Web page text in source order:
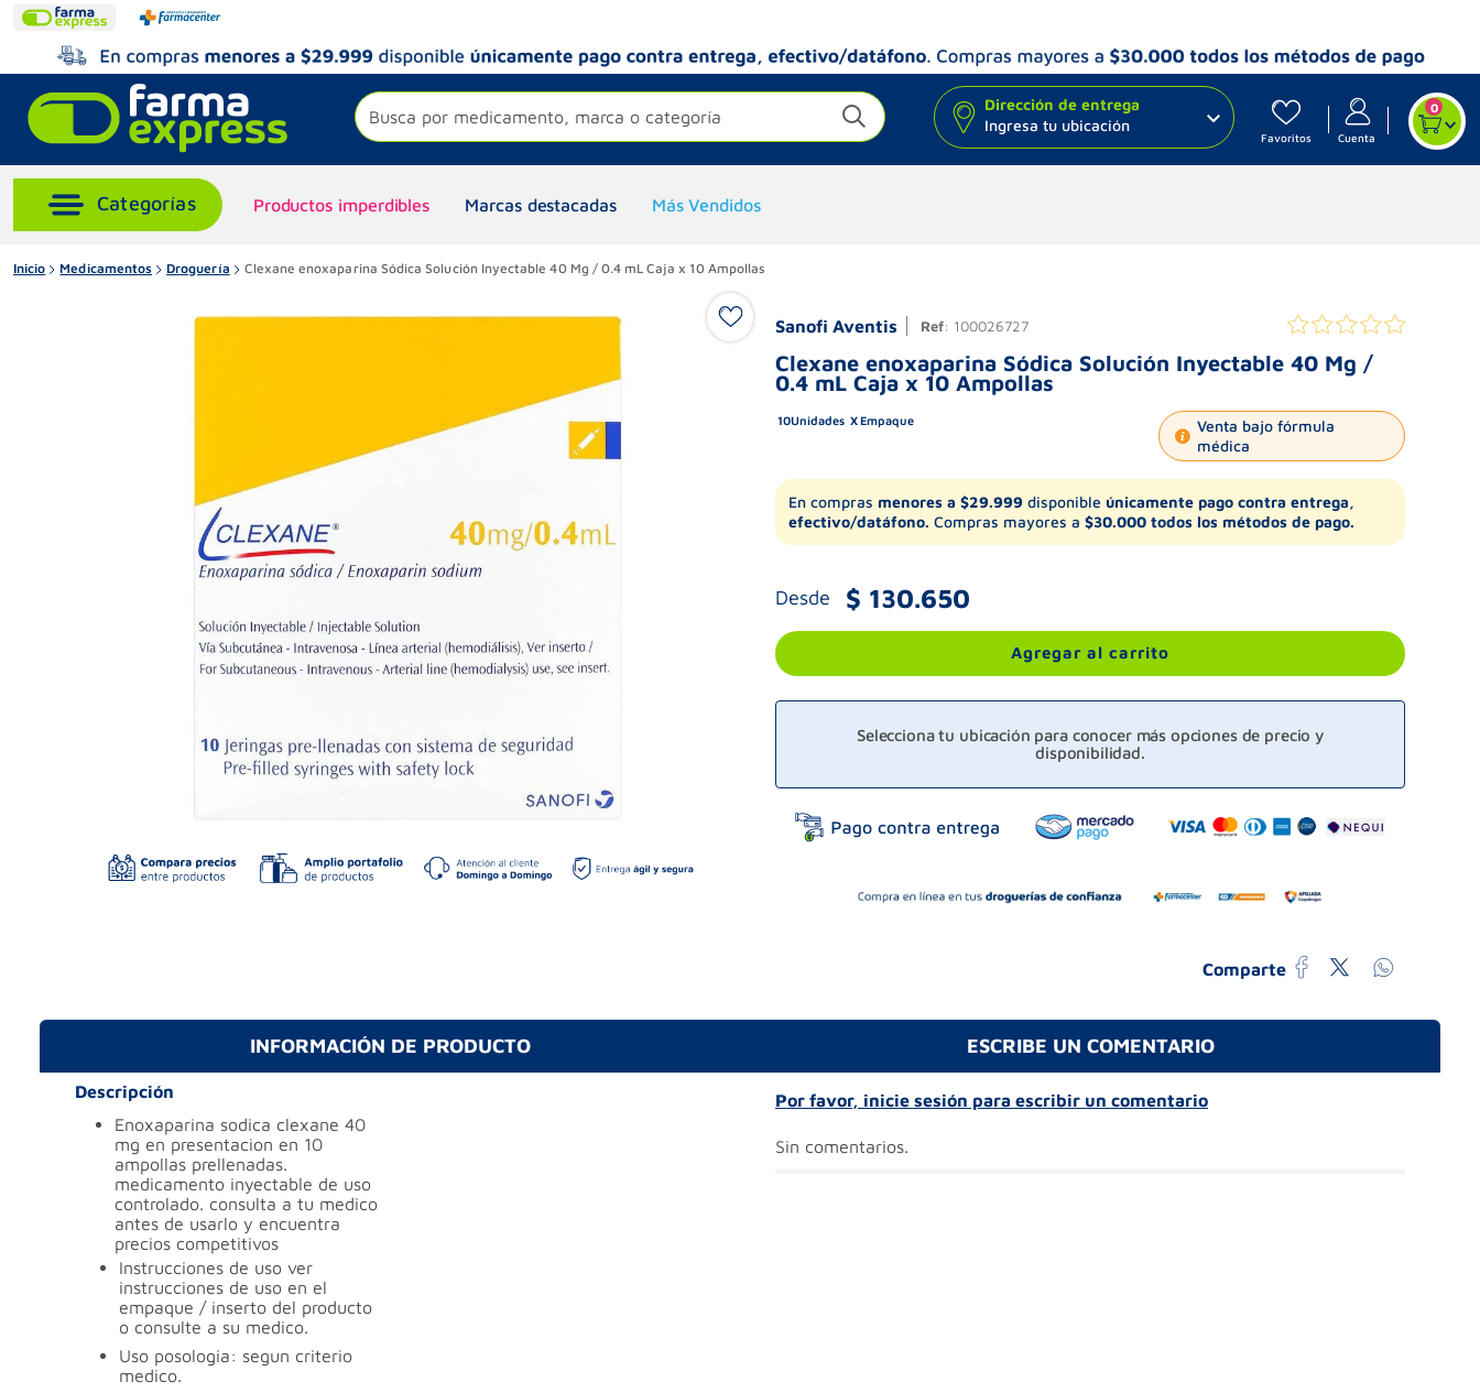
Busca por medicamento, marca o categoría
Dirección de entrega
Ingresa tu ubicación
Favoritos Cuenta
0
Productos imperdibles Marcas destacadas Más Vendidos
Inicio Medicamentos Droguería Clexane enoxaparina Sódica Solución Inyectable 40 Mg / 0.4 mL Caja x 10 Ampollas
Sanofi Aventis Ref: 100026727
Clexane enoxaparina Sódica Solución Inyectable 40 Mg /
0.4 mL Caja x 10 Ampollas
10Unidades Empaque
Venta bajo fórmula
médica
En compras menores a $29.999 disponible únicamente pago contra entrega,
efectivo/datáfono. Compras mayores a $30.000 todos los métodos de pago.
Desde $ 130.650
Agregar al carrito
Selecciona tu ubicación para conocer más opciones de precio y
disponibilidad.
Comparte
INFORMACIÓN DE PRODUCTO
Descripción
enoxaparina sodica clexane 40
mg en presentacion en 10
ampollas prellenadas.
medicamento inyectable de uso
controlado. consulta a tu medico
antes de usarlo y encuentra
precios competitivos
instrucciones de uso ver
instrucciones de uso en el
empaque / inserto del producto
o consulte a su medico.
uso posologia: segun criterio
medico.
ESCRIBE UN COMENTARIO
Por favor, inicie sesión para escribir un comentario
Sin comentarios.